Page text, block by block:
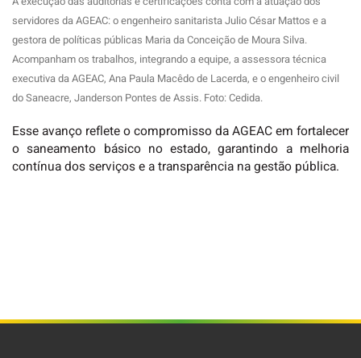
servidores da AGEAC: o engenheiro sanitarista Julio César Mattos e a
gestora de políticas públicas Maria da Conceição de Moura Silva.
Acompanham os trabalhos, integrando a equipe, a assessora técnica
executiva da AGEAC, Ana Paula Macêdo de Lacerda, e o engenheiro civil
do Saneacre, Janderson Pontes de Assis. Foto: Cedida.
Esse avanço reflete o compromisso da AGEAC em fortalecer
o saneamento básico no estado, garantindo a melhoria
contínua dos serviços e a transparência na gestão pública.